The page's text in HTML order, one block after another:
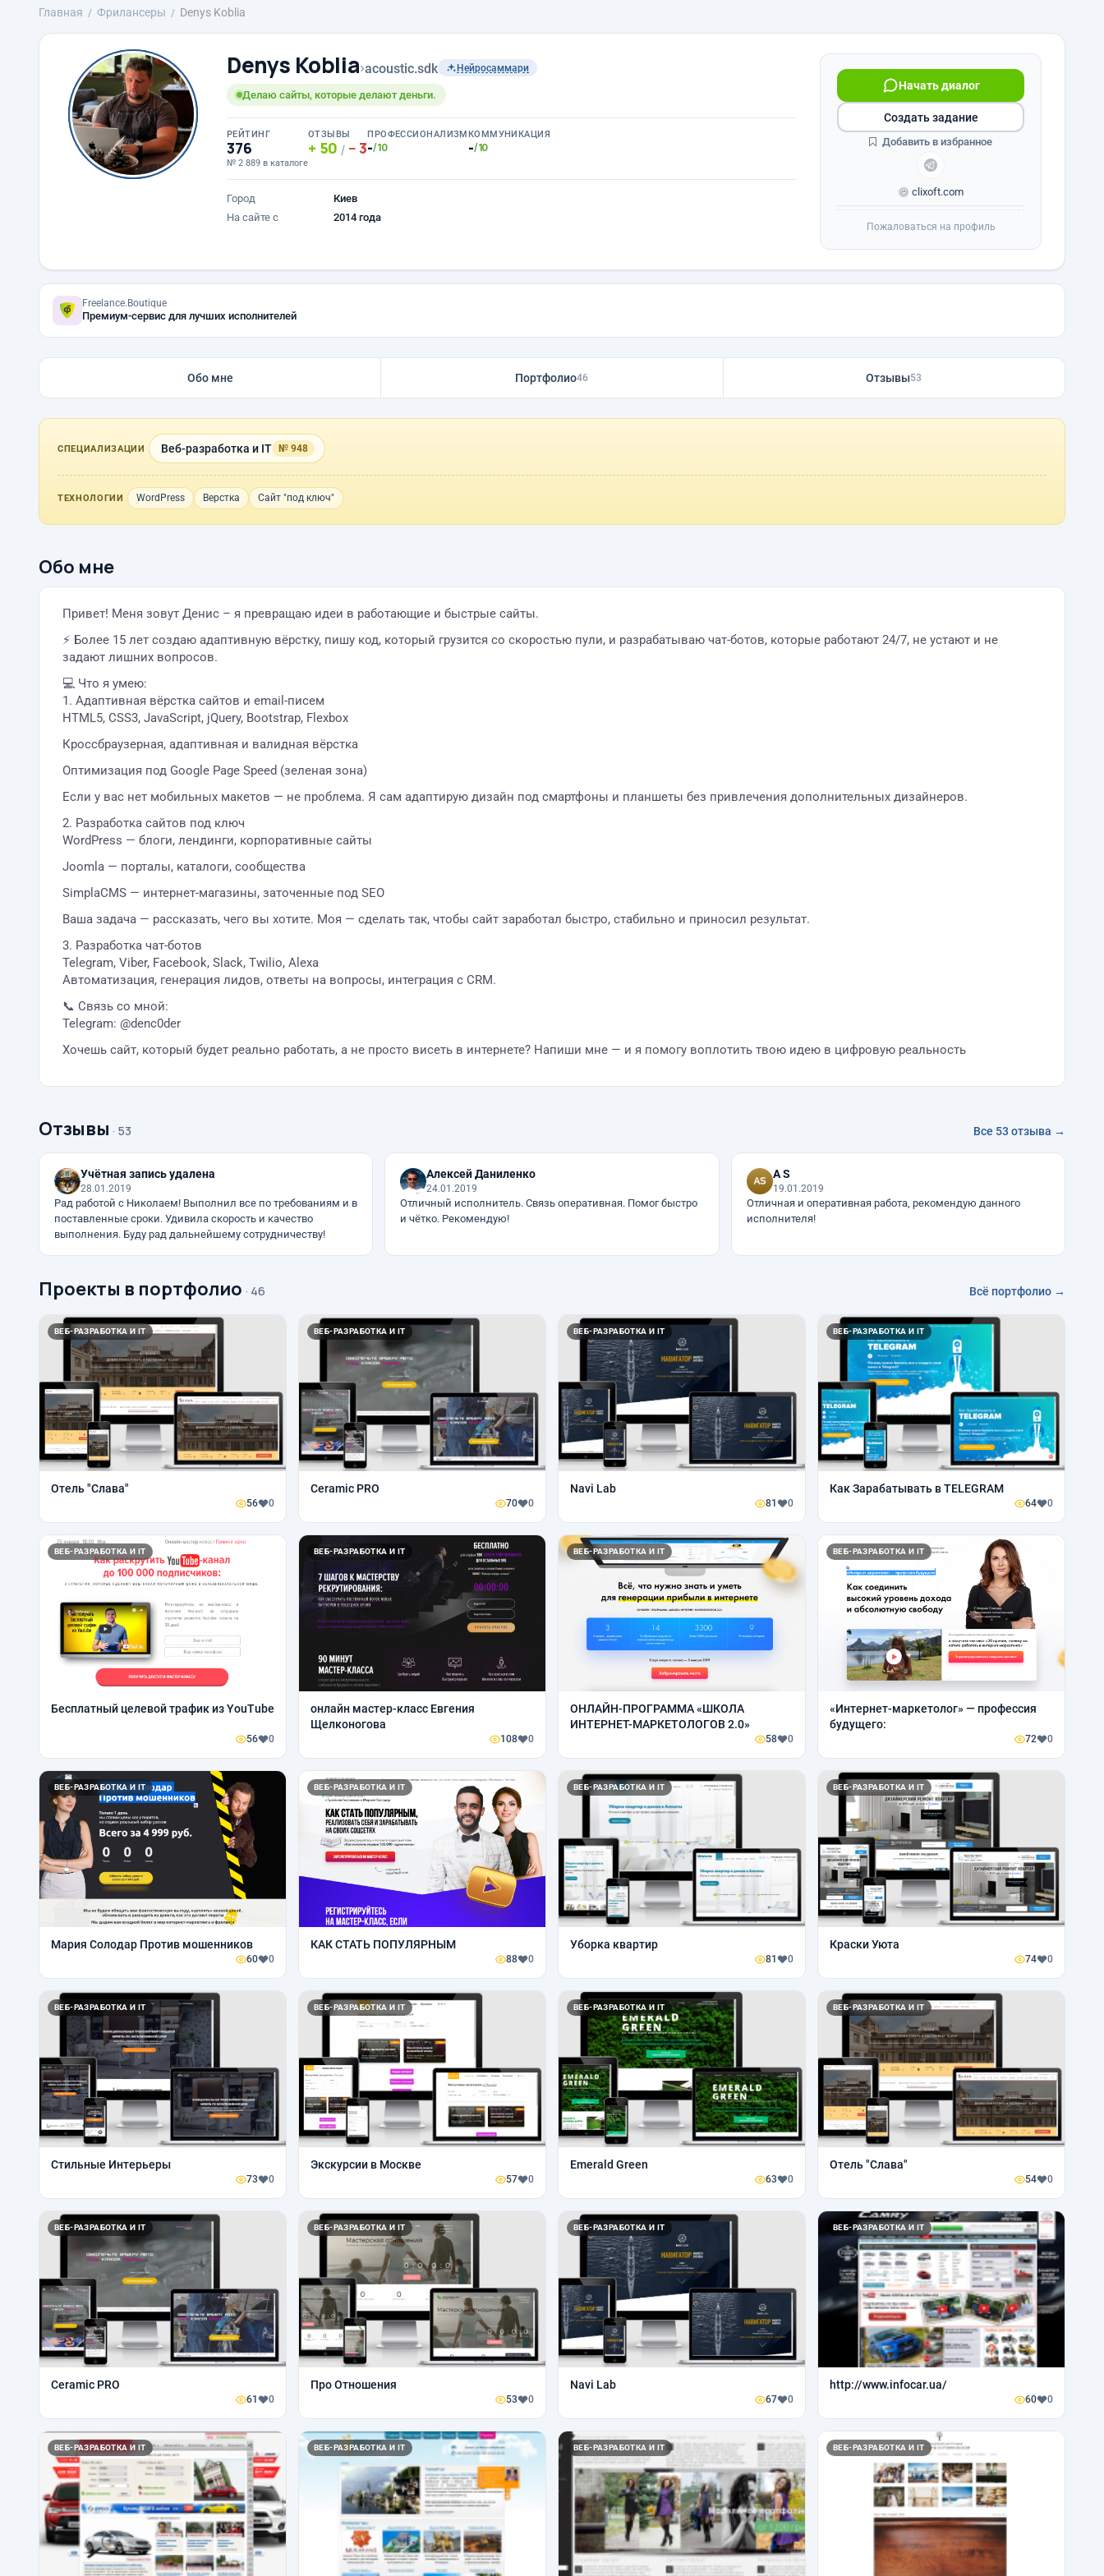
Главная Фрилансеры Denys Koblia
Denys Koblia›acoustic.sdk Нейросаммари
Делаю сайты, которые делают деньги.
РЕЙТИНГ
376
№ 2 889 в каталоге
ОТЗЫВЫ
50 / 3
ПРОФЕССИОНАЛИЗМ
-/10
КОММУНИКАЦИЯ
-/10
Город
Киев
На сайте с
2014 года
Начать диалог
clixoft.com
Создать задание
Добавить в избранное
Пожаловаться на профиль
Freelance.Boutique
Премиум-сервис для лучших исполнителей
Обо мне Портфолио46 Отзывы53
СПЕЦИАЛИЗАЦИИ Веб-разработка и IT № 948
ТЕХНОЛОГИИ WordPress Верстка Сайт "под ключ"
Обо мне
Привет! Меня зовут Денис – я превращаю идеи в работающие и быстрые сайты.
⚡️ Более 15 лет создаю адаптивную вёрстку, пишу код, который грузится со скоростью пули, и разрабатываю чат-ботов, которые работают 24/7, не устают и не
задают лишних вопросов.
💻 Что я умею:
1. Адаптивная вёрстка сайтов и email-писем
HTML5, CSS3, JavaScript, jQuery, Bootstrap, Flexbox
Кроссбраузерная, адаптивная и валидная вёрстка
Оптимизация под Google Page Speed (зеленая зона)
Если у вас нет мобильных макетов — не проблема. Я сам адаптирую дизайн под смартфоны и планшеты без привлечения дополнительных дизайнеров.
2. Разработка сайтов под ключ
WordPress — блоги, лендинги, корпоративные сайты
Joomla — порталы, каталоги, сообщества
SimplaCMS — интернет-магазины, заточенные под SEO
Ваша задача — рассказать, чего вы хотите. Моя — сделать так, чтобы сайт заработал быстро, стабильно и приносил результат.
3. Разработка чат-ботов
Telegram, Viber, Facebook, Slack, Twilio, Alexa
Автоматизация, генерация лидов, ответы на вопросы, интеграция с CRM.
📞 Связь со мной:
Telegram: @denc0der
Хочешь сайт, который будет реально работать, а не просто висеть в интернете? Напиши мне — и я помогу воплотить твою идею в цифровую реальность
Отзывы · 53 Все 53 отзыва →
Учётная запись удалена
28.01.2019
Рад работой с Николаем! Выполнил все по требованиям и в
поставленные сроки. Удивила скорость и качество
выполнения. Буду рад дальнейшему сотрудничеству!
Алексей Даниленко
24.01.2019
Отличный исполнитель. Связь оперативная. Помог быстро
и чётко. Рекомендую!
A S
19.01.2019
Отличная и оперативная работа, рекомендую данного
исполнителя!
Проекты в портфолио · 46 Всё портфолио →
ВЕБ-РАЗРАБОТКА И IT
Отель "Слава"
56 0
ВЕБ-РАЗРАБОТКА И IT
Ceramic PRO
70 0
ВЕБ-РАЗРАБОТКА И IT
Navi Lab
81 0
ВЕБ-РАЗРАБОТКА И IT
Как Зарабатывать в TELEGRAM
64 0
ВЕБ-РАЗРАБОТКА И IT
Бесплатный целевой трафик из YouTube
56 0
ВЕБ-РАЗРАБОТКА И IT
онлайн мастер-класс Евгения
Щелконогова
108 0
ВЕБ-РАЗРАБОТКА И IT
ОНЛАЙН-ПРОГРАММА «ШКОЛА
ИНТЕРНЕТ-МАРКЕТОЛОГОВ 2.0»
58 0
ВЕБ-РАЗРАБОТКА И IT
«Интернет-маркетолог» — профессия
будущего:
72 0
ВЕБ-РАЗРАБОТКА И IT
Мария Солодар Против мошенников
60 0
ВЕБ-РАЗРАБОТКА И IT
КАК СТАТЬ ПОПУЛЯРНЫМ
88 0
ВЕБ-РАЗРАБОТКА И IT
Уборка квартир
81 0
ВЕБ-РАЗРАБОТКА И IT
Краски Уюта
74 0
ВЕБ-РАЗРАБОТКА И IT
Стильные Интерьеры
73 0
ВЕБ-РАЗРАБОТКА И IT
Экскурсии в Москве
57 0
ВЕБ-РАЗРАБОТКА И IT
Emerald Green
63 0
ВЕБ-РАЗРАБОТКА И IT
Отель "Слава"
54 0
ВЕБ-РАЗРАБОТКА И IT
Ceramic PRO
61 0
ВЕБ-РАЗРАБОТКА И IT
Про Отношения
53 0
ВЕБ-РАЗРАБОТКА И IT
Navi Lab
67 0
ВЕБ-РАЗРАБОТКА И IT
http://www.infocar.ua/
60 0
ВЕБ-РАЗРАБОТКА И IT ВЕБ-РАЗРАБОТКА И IT ВЕБ-РАЗРАБОТКА И IT ВЕБ-РАЗРАБОТКА И IT